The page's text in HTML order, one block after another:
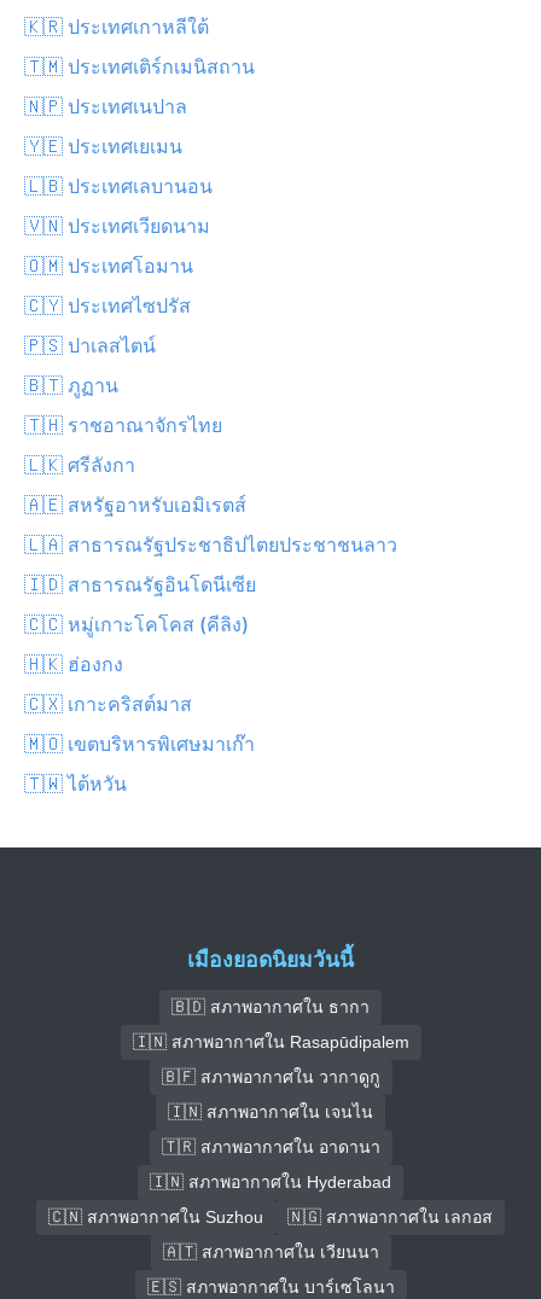
🇰🇷 ประเทศเกาหลีใต้
🇹🇲 ประเทศเติร์กเมนิสถาน
🇳🇵 ประเทศเนปาล
🇾🇪 ประเทศเยเมน
🇱🇧 ประเทศเลบานอน
🇻🇳 ประเทศเวียดนาม
🇴🇲 ประเทศโอมาน
🇨🇾 ประเทศไซปรัส
🇵🇸 ปาเลสไตน์
🇧🇹 ภูฏาน
🇹🇭 ราชอาณาจักรไทย
🇱🇰 ศรีลังกา
🇦🇪 สหรัฐอาหรับเอมิเรตส์
🇱🇦 สาธารณรัฐประชาธิปไตยประชาชนลาว
🇮🇩 สาธารณรัฐอินโดนีเซีย
🇨🇨 หมู่เกาะโคโคส (คีลิง)
🇭🇰 ฮ่องกง
🇨🇽 เกาะคริสต์มาส
🇲🇴 เขตบริหารพิเศษมาเก๊า
🇹🇼 ไต้หวัน
เมืองยอดนิยมวันนี้
🇧🇩 สภาพอากาศใน ธากา
🇮🇳 สภาพอากาศใน Rasapūdipalem
🇧🇫 สภาพอากาศใน วากาดูกู
🇮🇳 สภาพอากาศใน เจนไน
🇹🇷 สภาพอากาศใน อาดานา
🇮🇳 สภาพอากาศใน Hyderabad
🇨🇳 สภาพอากาศใน Suzhou
🇳🇬 สภาพอากาศใน เลกอส
🇦🇹 สภาพอากาศใน เวียนนา
🇪🇸 สภาพอากาศใน บาร์เซโลนา